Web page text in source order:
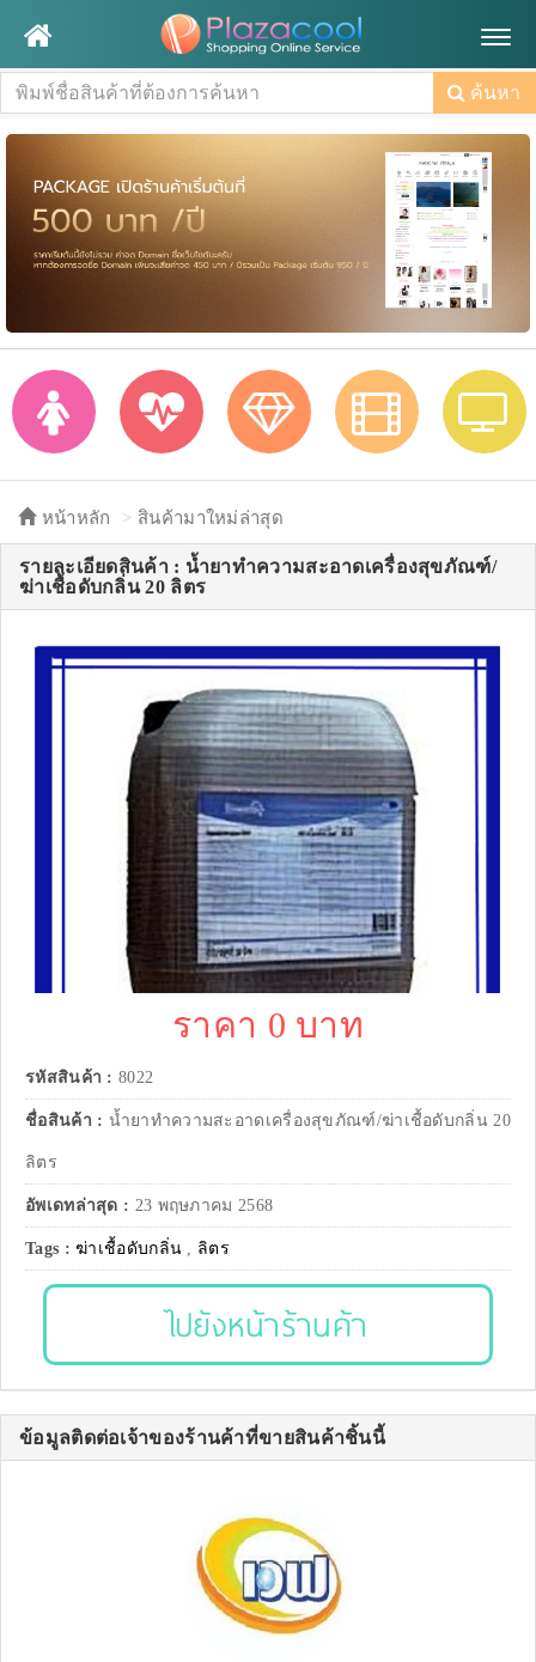
ค้นหา
หน้าหลัก สินค้ามาใหม่ล่าสุด
รายละเอียดสินค้า : น้ำยาทำความสะอาดเครื่องสุขภัณฑ์/
ฆ่าเชื้อดับกลิ่น 20 ลิตร
ราคา 0 บาท
รหัสสินค้า : 8022
ชื่อสินค้า : น้ำยาทำความสะอาดเครื่องสุขภัณฑ์/ฆ่าเชื้อดับกลิ่น 20
ลิตร
อัพเดทล่าสุด : 23 พฤษภาคม 2568
Tags :ฆ่าเชื้อดับกลิ่น , ลิตร
ไปยังหน้าร้านค้า
ข้อมูลติดต่อเจ้าของร้านค้าที่ขายสินค้าชิ้นนี้